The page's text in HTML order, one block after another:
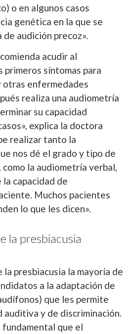
o en algunos casos
genética en la que se
audición precoz».
acudir al
síntomas para
otras enfermedades
realiza una audiometría
su capacidad
explica la doctora
realizar tanto la
nos dé el grado y tipo de
la audiometría verbal,
capacidad de
Muchos pacientes
lo que les dicen».
la presbiacusia
presbiacusia la mayoría de
a la adaptación de
que les permite
auditiva y de discriminación.
fundamental que el